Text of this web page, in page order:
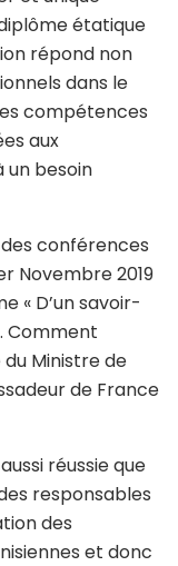
étatique
répond non
dans le
compétences
aux
un besoin
conférences
Novembre 2019
« D’un savoir-
Comment
du Ministre de
de France
réussie que
responsables
des
et donc